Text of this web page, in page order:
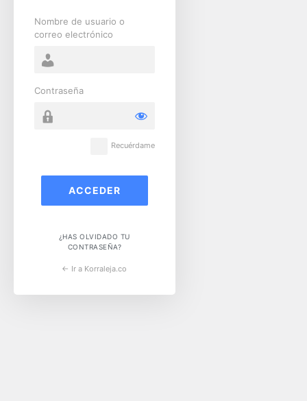
Nombre de usuario o
correo electrónico
Contraseña
Recuérdame
¿HAS OLVIDADO TU
CONTRASEÑA?
← Ir a Korraleja.co